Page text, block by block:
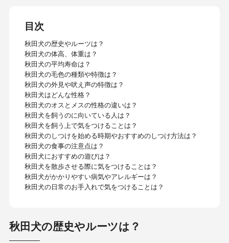
目次
秋田犬の歴史やルーツは？
秋田犬の体高、体重は？
秋田犬の平均寿命は？
秋田犬の毛色の種類や特徴は？
秋田犬の外見や吠え声の特徴は？
秋田犬はどんな性格？
秋田犬のオスとメスの性格の違いは？
秋田犬を飼うのに向いている人は？
秋田犬を飼う上で気をつけることは？
秋田犬のしつけを始める時期やおすすめのしつけ方法は？
秋田犬の食事の注意点は？
秋田犬におすすめの遊びは？
秋田犬を散歩させる際に気をつけることは？
秋田犬がかかりやすい病気やアレルギーは？
秋田犬の日常のお手入れで気をつけることは？
秋田犬の歴史やルーツは？